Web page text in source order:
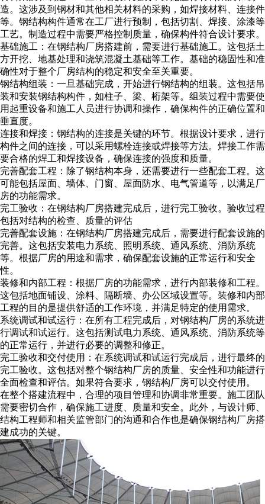
造。这涉及到钢材和其他相关材料的采购，如焊接材料、连接件
等。钢结构构件通常在工厂进行预制，包括切割、焊接、涂漆等
工艺。制造过程中需要严格控制质量，确保构件符合设计要求。
基础施工：在钢结构厂房搭建前，需要进行基础施工。这包括土
方开挖、地基处理和浇筑混凝土基础等工作。基础的稳固性和准
确性对于整个厂房结构的稳定和安全至关重要。
钢结构组装：一旦基础完成，开始进行钢结构的组装。这包括吊
装和安装钢结构构件，如柱子、梁、桁架等。组装过程中需要使
用起重设备和施工人员进行协调和操作，确保构件的正确位置和
垂直度。
连接和焊接：钢结构的连接是关键的环节。根据设计要求，进行
构件之间的连接，可以采用螺栓连接或焊接等方法。焊接工作需
要合格的焊工和焊接设备，确保连接的强度和质量。
完善配套工程：除了钢结构本身，还需要进行一些配套工程。这
可能包括屋面、墙体、门窗、屋面防水、电气管道等，以满足厂
房的功能需求。
完工验收：在钢结构厂房搭建完成后，进行完工验收。验收过程
包括对结构的检查、质量的评估
完善配套设施：在钢结构厂房搭建完成后，需要进行配套设施的
完善。这包括安装电力系统、照明系统、通风系统、消防系统
等。根据厂房的用途和需求，确保配套设施的正常运行和安全
性。
装修和内部工程：根据厂房的功能需求，进行内部装修和工程。
这包括地面铺设、涂料、隔断墙、办公区域设置等。装修和内部
工程的目的是提供舒适的工作环境，并满足特定的使用需求。
系统调试和试运行：在所有工程完成后，对钢结构厂房的系统进
行调试和试运行。这包括测试电力系统、通风系统、消防系统等
的正常运行，并进行必要的调整和修正。
完工验收和交付使用：在系统调试和试运行完成后，进行最终的
完工验收。这包括对整个钢结构厂房的质量、安全性和功能进行
全面检查和评估。如果符合要求，钢结构厂房可以交付使用。
在整个搭建流程中，合理的项目管理和协调非常重要。施工团队
需要密切合作，确保施工进度、质量和安全。此外，与设计师、
结构工程师和相关监管部门的沟通和合作也是确保钢结构厂房搭
建成功的关键。